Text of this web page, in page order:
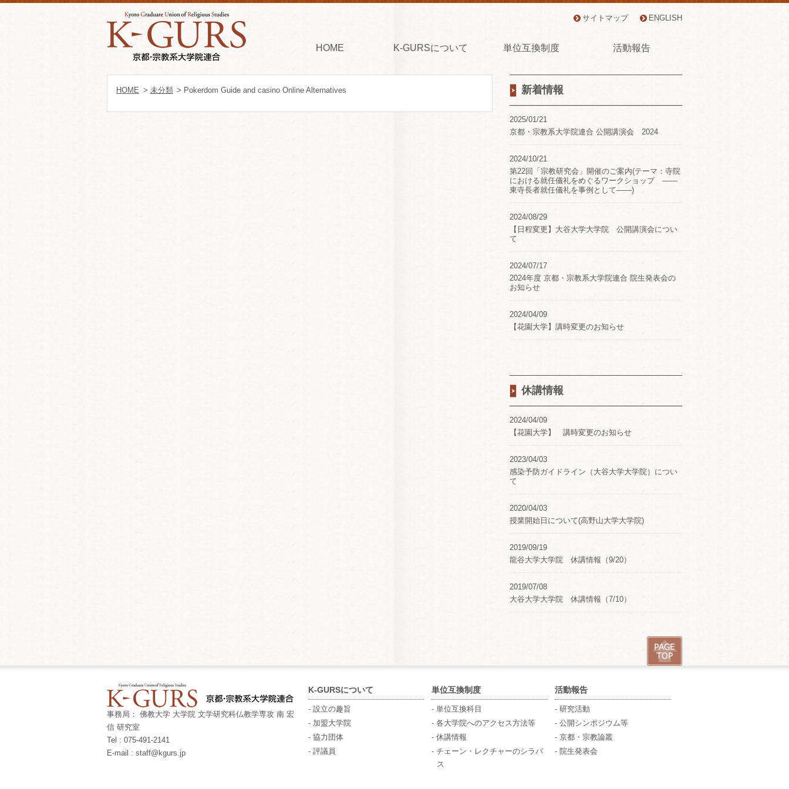
サイトマップ ENGLISH
HOME K-GURSについて 単位互換制度 活動報告
新着情報
2025/01/21
京都・宗教系大学院連合 公開講演会 2024
2024/10/21
第22回「宗教研究会」開催のご案内(テーマ：寺院
における就任儀礼をめぐるワークショップ ――
東寺長者就任儀礼を事例として――)
2024/08/29
【日程変更】大谷大学大学院 公開講演会につい
て
2024/07/17
2024年度 京都・宗教系大学院連合 院生発表会の
お知らせ
2024/04/09
【花園大学】講時変更のお知らせ
休講情報
2024/04/09
【花園大学】 講時変更のお知らせ
2023/04/03
感染予防ガイドライン（大谷大学大学院）につい
て
2020/04/03
授業開始日について(高野山大学大学院)
2019/09/19
龍谷大学大学院 休講情報（9/20）
2019/07/08
大谷大学大学院 休講情報（7/10）
HOME > 未分類 > Pokerdom Guide and casino Online Alternatives
事務局： 佛教大学 大学院 文学研究科仏教学専攻 南 宏
信 研究室
Tel : 075-491-2141
E-mail : staff@kgurs.jp
K-GURSについて
- 設立の趣旨
- 加盟大学院
- 協力団体
- 評議員
単位互換制度
- 単位互換科目
- 各大学院へのアクセス方法等
- 休講情報
- チェーン・レクチャーのシラバ
ス
活動報告
- 研究活動
- 公開シンポジウム等
- 京都・宗教論叢
- 院生発表会